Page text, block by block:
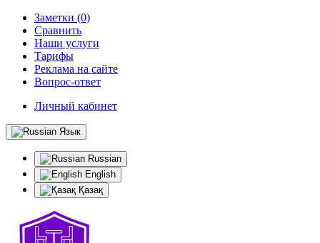
Заметки (0)
Сравнить
Наши услуги
Тарифы
Реклама на сайте
Вопрос-ответ
Личный кабинет
Язык
Russian
English
Қазақ